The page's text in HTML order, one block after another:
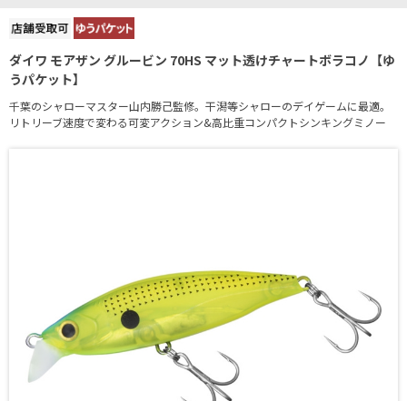
ダイワ モアザン グルービン 70HS マット透けチャートボラコノ【ゆ
うパケット】
千葉のシャローマスター山内勝己監修。干潟等シャローのデイゲームに最適。
リトリーブ速度で変わる可変アクション&高比重コンパクトシンキングミノー